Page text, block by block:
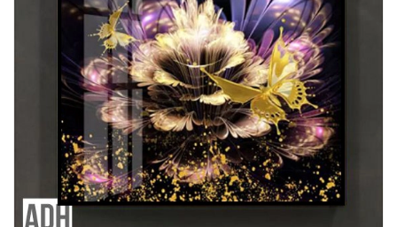
Thế giới Decor Giới thiệu